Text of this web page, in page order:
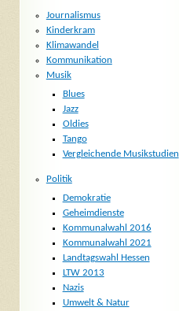
Journalismus
Kinderkram
Klimawandel
Kommunikation
Musik
Blues
Jazz
Oldies
Tango
Vergleichende Musikstudien
Politik
Demokratie
Geheimdienste
Kommunalwahl 2016
Kommunalwahl 2021
Landtagswahl Hessen
LTW 2013
Nazis
Umwelt & Natur